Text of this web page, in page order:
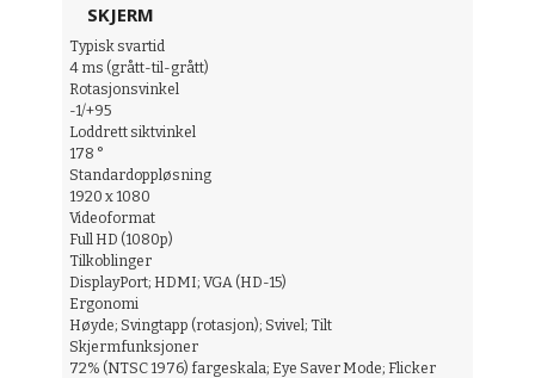
SKJERM
Typisk svartid
4 ms (grått-til-grått)
Rotasjonsvinkel
-1/+95
Loddrett siktvinkel
178 °
Standardoppløsning
1920 x 1080
Videoformat
Full HD (1080p)
Tilkoblinger
DisplayPort; HDMI; VGA (HD-15)
Ergonomi
Høyde; Svingtapp (rotasjon); Svivel; Tilt
Skjermfunksjoner
72% (NTSC 1976) fargeskala; Eye Saver Mode; Flicker